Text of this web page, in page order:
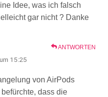
Idee, was ich falsch
gar nicht ? Danke
ANTWORTEN
15:25
von AirPods
dass die